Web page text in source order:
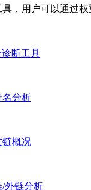
，用户可以通过
诊断工具
名分析
链概况
/外链分析